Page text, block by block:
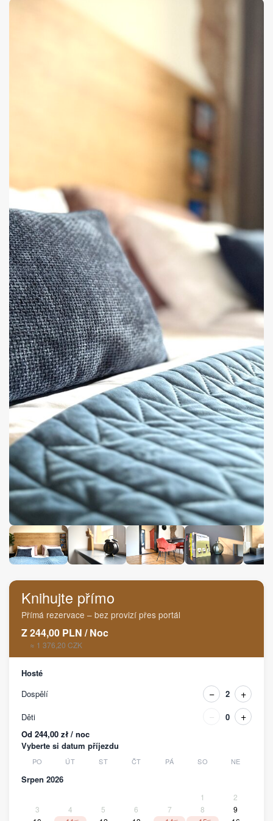
Knihujte přímo
Přímá rezervace – bez provizí přes portál
Z244,00 PLN
≈ 1 376,20 CZK
/Noc
Hosté
Dospělí
− 2 +
Děti − 0 +
Od 244,00 zł / noc
Vyberte si datum příjezdu
PO ÚT ST ČT PÁ SO NE
Srpen 2026
1
2
3
4 5 6 7 8
9